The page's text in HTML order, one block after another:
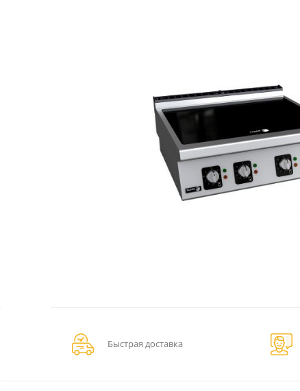
Быстрая доставка